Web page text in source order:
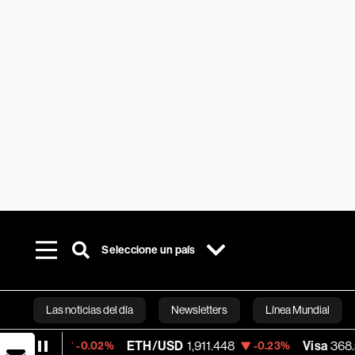
Seleccione un país
Las noticias del día Newsletters Línea Mundial
Bloomberg
ETH/USD 1,911.448 -0.23% Visa 368.54 -